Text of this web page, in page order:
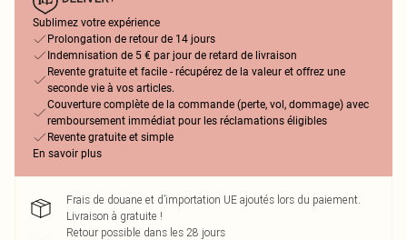
Sublimez votre expérience
Prolongation de retour de 14 jours
Indemnisation de 5 € par jour de retard de livraison
Revente gratuite et facile - récupérez de la valeur et offrez une
seconde vie à vos articles.
Couverture complète de la commande (perte, vol, dommage) avec
remboursement immédiat pour les réclamations éligibles
Revente gratuite et simple
En savoir plus
Frais de douane et d’importation UE ajoutés lors du paiement.
Livraison à gratuite !
Retour possible dans les 28 jours